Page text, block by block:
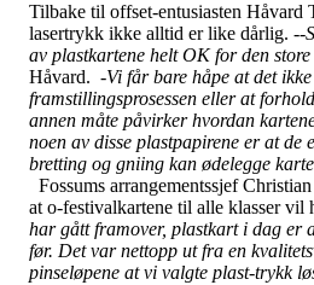
Tilbake til offset-entusiasten Håvard
lasertrykk ikke alltid er like dårlig. --
av plastkartene helt OK for den
Håvard. -Vi får bare håpe at det
framstillingsprosessen eller at
annen måte påvirker hvordan
noen av disse plastpapirene er at
bretting og gniing kan ødelegge
Fossums arrangementssjef
at o-festivalkartene til alle klasser vil
har gått framover, plastkart i dag er
før. Det var nettopp ut fra en
pinseløpene at vi valgte plast-trykk